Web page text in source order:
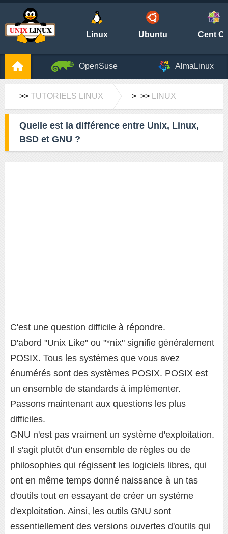
Linux Ubuntu Cent
OpenSuse AlmaLinux
>> TUTORIELS LINUX > >> LINUX
Quelle est la différence entre Unix, Linux,
BSD et GNU ?
C'est une question difficile à répondre.
D'abord "Unix Like" ou "*nix" signifie généralement
POSIX. Tous les systèmes que vous avez
énumérés sont des systèmes POSIX. POSIX est
un ensemble de standards à implémenter.
Passons maintenant aux questions les plus
difficiles.
GNU n'est pas vraiment un système d'exploitation.
Il s'agit plutôt d'un ensemble de règles ou de
philosophies qui régissent les logiciels libres, qui
ont en même temps donné naissance à un tas
d'outils tout en essayant de créer un système
d'exploitation. Ainsi, les outils GNU sont
essentiellement des versions ouvertes d'outils qui